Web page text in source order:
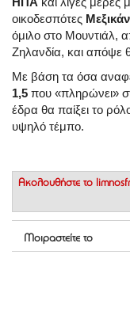
οικοδεσπότες
όμιλο στο Μουντιάλ,
Ζηλανδία, και απόψε
Με βάση τα όσα
1,5 που «πληρώνει»
έδρα θα παίξει το
υψηλό τέμπο.
Ακολουθήστε το
Μοιραστείτε το